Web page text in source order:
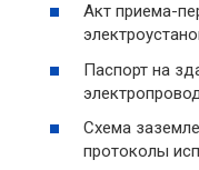
Акт приема-
Паспорт на
Схема
протоколы